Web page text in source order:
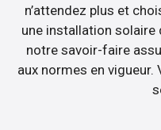
n’attendez plus et
une installation solaire
notre savoir-faire
aux normes en vigueur.